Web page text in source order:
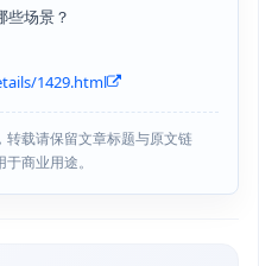
些场景？
1429.html
载请保留文章标题与原文链
商业用途。